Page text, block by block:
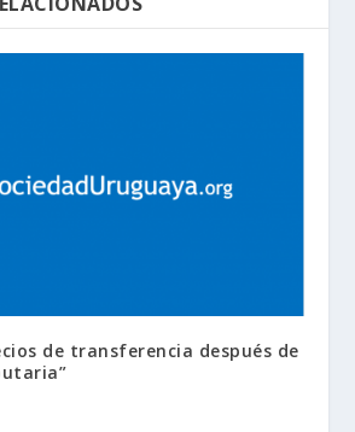
de transferencia después de